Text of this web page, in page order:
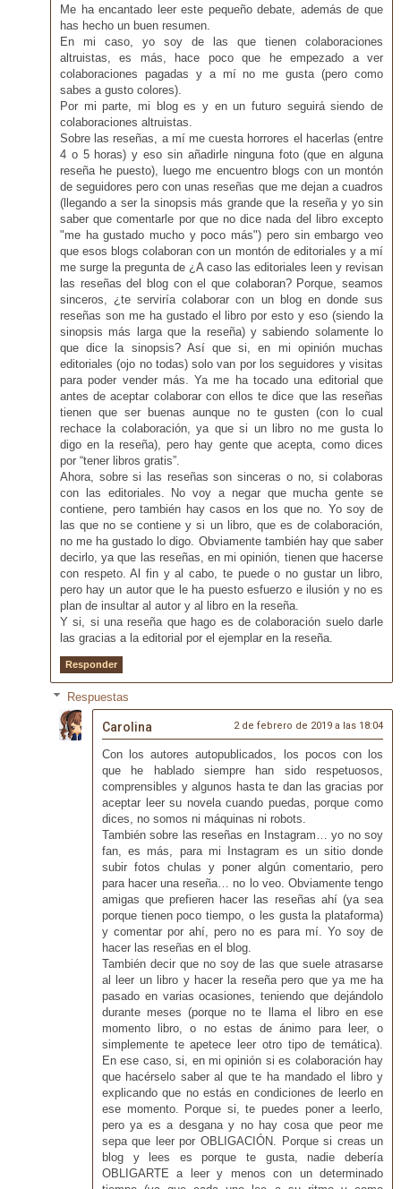
Me ha encantado leer este pequeño debate, además de que
has hecho un buen resumen.
En mi caso, yo soy de las que tienen colaboraciones
altruistas, es más, hace poco que he empezado a ver
colaboraciones pagadas y a mí no me gusta (pero como
sabes a gusto colores).
Por mi parte, mi blog es y en un futuro seguirá siendo de
colaboraciones altruistas.
Sobre las reseñas, a mí me cuesta horrores el hacerlas (entre
4 o 5 horas) y eso sin añadirle ninguna foto (que en alguna
reseña he puesto), luego me encuentro blogs con un montón
de seguidores pero con unas reseñas que me dejan a cuadros
(llegando a ser la sinopsis más grande que la reseña y yo sin
saber que comentarle por que no dice nada del libro excepto
"me ha gustado mucho y poco más") pero sin embargo veo
que esos blogs colaboran con un montón de editoriales y a mí
me surge la pregunta de ¿A caso las editoriales leen y revisan
las reseñas del blog con el que colaboran? Porque, seamos
sinceros, ¿te serviría colaborar con un blog en donde sus
reseñas son me ha gustado el libro por esto y eso (siendo la
sinopsis más larga que la reseña) y sabiendo solamente lo
que dice la sinopsis? Así que si, en mi opinión muchas
editoriales (ojo no todas) solo van por los seguidores y visitas
para poder vender más. Ya me ha tocado una editorial que
antes de aceptar colaborar con ellos te dice que las reseñas
tienen que ser buenas aunque no te gusten (con lo cual
rechace la colaboración, ya que si un libro no me gusta lo
digo en la reseña), pero hay gente que acepta, como dices
por “tener libros gratis”.
Ahora, sobre si las reseñas son sinceras o no, si colaboras
con las editoriales. No voy a negar que mucha gente se
contiene, pero también hay casos en los que no. Yo soy de
las que no se contiene y si un libro, que es de colaboración,
no me ha gustado lo digo. Obviamente también hay que saber
decirlo, ya que las reseñas, en mi opinión, tienen que hacerse
con respeto. Al fin y al cabo, te puede o no gustar un libro,
pero hay un autor que le ha puesto esfuerzo e ilusión y no es
plan de insultar al autor y al libro en la reseña.
Y si, si una reseña que hago es de colaboración suelo darle
las gracias a la editorial por el ejemplar en la reseña.
Responder
Respuestas
Carolina 2 de febrero de 2019 a las 18:04
Con los autores autopublicados, los pocos con los
que he hablado siempre han sido respetuosos,
comprensibles y algunos hasta te dan las gracias por
aceptar leer su novela cuando puedas, porque como
dices, no somos ni máquinas ni robots.
También sobre las reseñas en Instagram… yo no soy
fan, es más, para mi Instagram es un sitio donde
subir fotos chulas y poner algún comentario, pero
para hacer una reseña… no lo veo. Obviamente tengo
amigas que prefieren hacer las reseñas ahí (ya sea
porque tienen poco tiempo, o les gusta la plataforma)
y comentar por ahí, pero no es para mí. Yo soy de
hacer las reseñas en el blog.
También decir que no soy de las que suele atrasarse
al leer un libro y hacer la reseña pero que ya me ha
pasado en varias ocasiones, teniendo que dejándolo
durante meses (porque no te llama el libro en ese
momento libro, o no estas de ánimo para leer, o
simplemente te apetece leer otro tipo de temática).
En ese caso, si, en mi opinión si es colaboración hay
que hacérselo saber al que te ha mandado el libro y
explicando que no estás en condiciones de leerlo en
ese momento. Porque si, te puedes poner a leerlo,
pero ya es a desgana y no hay cosa que peor me
sepa que leer por OBLIGACIÓN. Porque si creas un
blog y lees es porque te gusta, nadie debería
OBLIGARTE a leer y menos con un determinado